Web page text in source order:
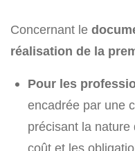
Concernant le
réalisation de la
Pour les
encadrée par une
précisant la